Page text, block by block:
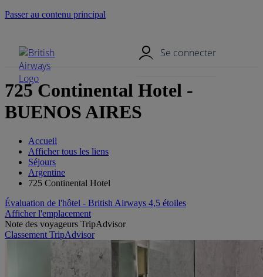
Passer au contenu principal
Se connecter
725 Continental Hotel -
BUENOS AIRES
Accueil
Afficher tous les liens
Séjours
Argentine
725 Continental Hotel
Évaluation de l'hôtel - British Airways 4,5 étoiles
Afficher l'emplacement
Note des voyageurs TripAdvisor
Classement TripAdvisor